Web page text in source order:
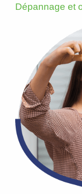
Dépannage et